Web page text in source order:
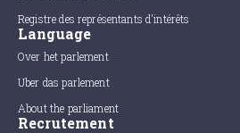
Registre des représentants d'intérêts
Language
Over het parlement
Uber das parlement
About the parliament
Recrutement